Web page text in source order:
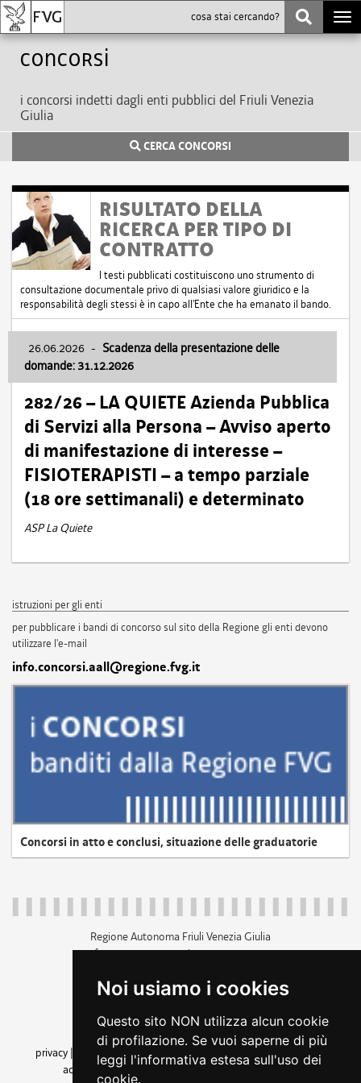
Noi usiamo i cookies
Questo sito NON utilizza alcun cookie
di profilazione. Se vuoi saperne di più
leggi l'informativa estesa sull'uso dei
cookie.
Concorsi
i concorsi indetti dagli enti pubblici del Friuli Venezia
Giulia
CERCA CONCORSI
RISULTATO DELLA
RICERCA PER TIPO DI
CONTRATTO
I testi pubblicati costituiscono uno strumento di
consultazione documentale privo di qualsiasi valore giuridico e la
responsabilità degli stessi è in capo all'Ente che ha emanato il bando.
26.06.2026 - Scadenza della presentazione delle
domande: 31.12.2026
282/26 – LA QUIETE Azienda Pubblica
di Servizi alla Persona – Avviso aperto
di manifestazione di interesse –
FISIOTERAPISTI – a tempo parziale
(18 ore settimanali) e determinato
ASP La Quiete
istruzioni per gli enti
per pubblicare i bandi di concorso sul sito della Regione gli enti devono
utilizzare l'e-mail
info.concorsi.aall@regione.fvg.it
Concorsi in atto e conclusi, situazione delle graduatorie
Regione Autonoma Friuli Venezia Giulia
c.f. 80014930327; p.iva 00526040324
+39 040 3771111
amministrazione trasparente
privacy
cookie |note legali accessibilità
dichiarazione di
accessibilità| feedback cambio preferenze cookie